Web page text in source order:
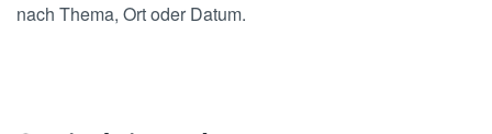
nach Thema, Ort oder Datum.